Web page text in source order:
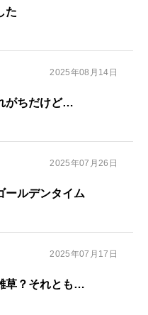
た
2025年08月14日
がちだけど…
2025年07月26日
ールデンタイム
2025年07月17日
草？それとも…